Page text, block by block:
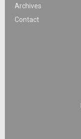
Archives
Contact